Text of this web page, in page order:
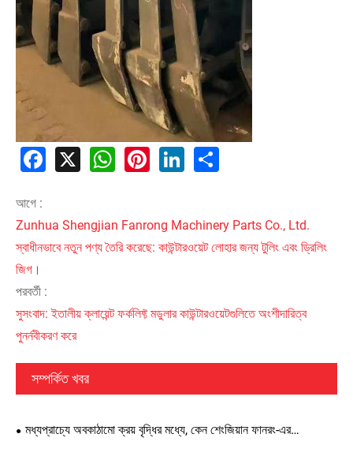
Facebook
X WhatsAppPinterestLinkedInShare
আগে :
Zunhua Shengjian Fanrong Machinery Parts Co., Ltd.
স্বাধীনভাবে নতুন পণ্য তৈরি করেছে: কাউন্টারওয়েট লোহার জন্য টুলিং এবং ড্রিলিং
জিগ।
পরবর্তী :
সুসংবাদ: ইতালীয় ক্লায়েন্ট ফর্কলিফ্ট মডুলার কাউন্টারওয়েটগুলিতে অংশীদারিত্ব
পুনর্নবীকরণ করে
সম্পর্কিত খবর
মধ্যপ্রাচ্যে অবকাঠামো ক্রয় বৃদ্ধির মধ্যে, কেন শেংজিয়ান ফানরং-এর